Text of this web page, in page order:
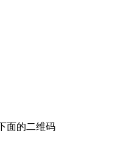
面的二维码